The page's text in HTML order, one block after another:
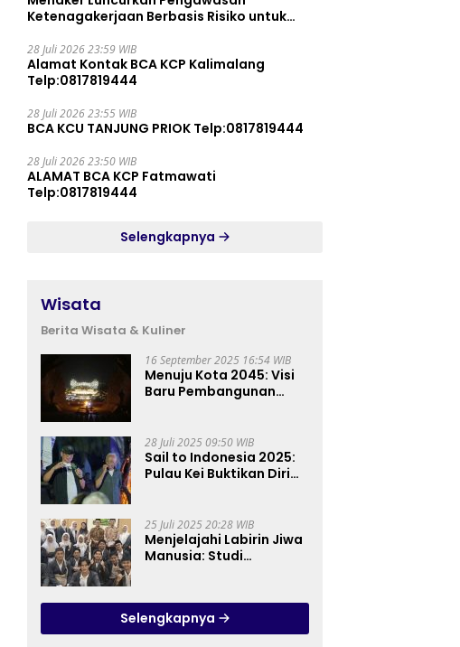
Ketenagakerjaan Berbasis Risiko untuk
28 Juli 2026 23:59 WIB
Alamat Kontak BCA KCP Kalimalang
Telp:0817819444
28 Juli 2026 23:55 WIB
BCA KCU TANJUNG PRIOK Telp:0817819444
28 Juli 2026 23:50 WIB
ALAMAT BCA KCP Fatmawati
Telp:0817819444
Selengkapnya
Wisata
Berita Wisata & Kuliner
16 September 2025 16:54 WIB
Menuju Kota 2045: Visi
Baru Pembangunan
28 Juli 2025 09:50 WIB
Sail to Indonesia 2025:
Pulau Kei Buktikan Diri
25 Juli 2025 20:28 WIB
Menjelajahi Labirin Jiwa
Manusia: Studi
Pandanaran di RSJ
Grhasia
Selengkapnya